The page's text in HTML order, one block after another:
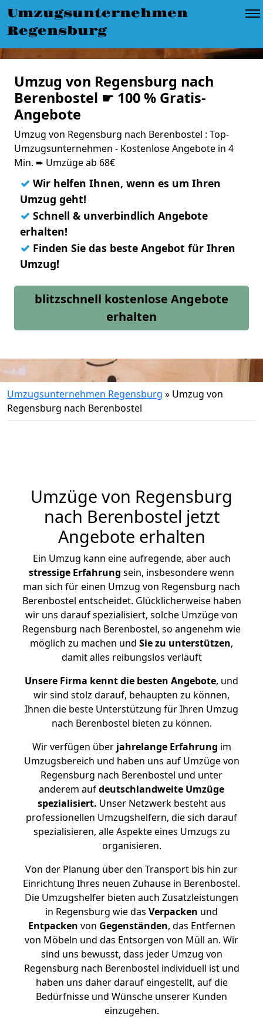
Umzugsunternehmen
Regensburg
Umzug von Regensburg nach
Berenbostel ☛ 100 % Gratis-
Angebote
Umzug von Regensburg nach Berenbostel : Top-
Umzugsunternehmen - Kostenlose Angebote in 4
Min. ➨ Umzüge ab 68€
✓ Wir helfen Ihnen, wenn es um Ihren
Umzug geht!
✓ Schnell & unverbindlich Angebote
erhalten!
✓ Finden Sie das beste Angebot für Ihren
Umzug!
blitzschnell kostenlose Angebote
erhalten
Umzugsunternehmen Regensburg » Umzug von
Regensburg nach Berenbostel
Umzüge von Regensburg
nach Berenbostel jetzt
Angebote erhalten
Ein Umzug kann eine aufregende, aber auch
stressige Erfahrung sein, insbesondere wenn
man sich für einen Umzug von Regensburg nach
Berenbostel entscheidet. Glücklicherweise haben
wir uns darauf spezialisiert, solche Umzüge von
Regensburg nach Berenbostel, so angenehm wie
möglich zu machen und Sie zu unterstützen,
damit alles reibungslos verläuft
Unsere Firma kennt die besten Angebote, und
wir sind stolz darauf, behaupten zu können,
Ihnen die beste Unterstützung für Ihren Umzug
nach Berenbostel bieten zu können.
Wir verfügen überjahrelange Erfahrung im
Umzugsbereich und haben uns auf Umzüge von
Regensburg nach Berenbostel und unter
anderem aufdeutschlandweite Umzüge
spezialisiert. Unser Netzwerk besteht aus
professionellen Umzugshelfern, die sich darauf
spezialisieren, alle Aspekte eines Umzugs zu
organisieren.
Von der Planung über den Transport bis hin zur
Einrichtung Ihres neuen Zuhause in Berenbostel.
Die Umzugshelfer bieten auch Zusatzleistungen
in Regensburg wie das Verpacken und
Entpacken von Gegenständen, das Entfernen
von Möbeln und das Entsorgen von Müll an. Wir
sind uns bewusst, dass jeder Umzug von
Regensburg nach Berenbostel individuell ist und
haben uns daher darauf eingestellt, auf die
Bedürfnisse und Wünsche unserer Kunden
einzugehen.